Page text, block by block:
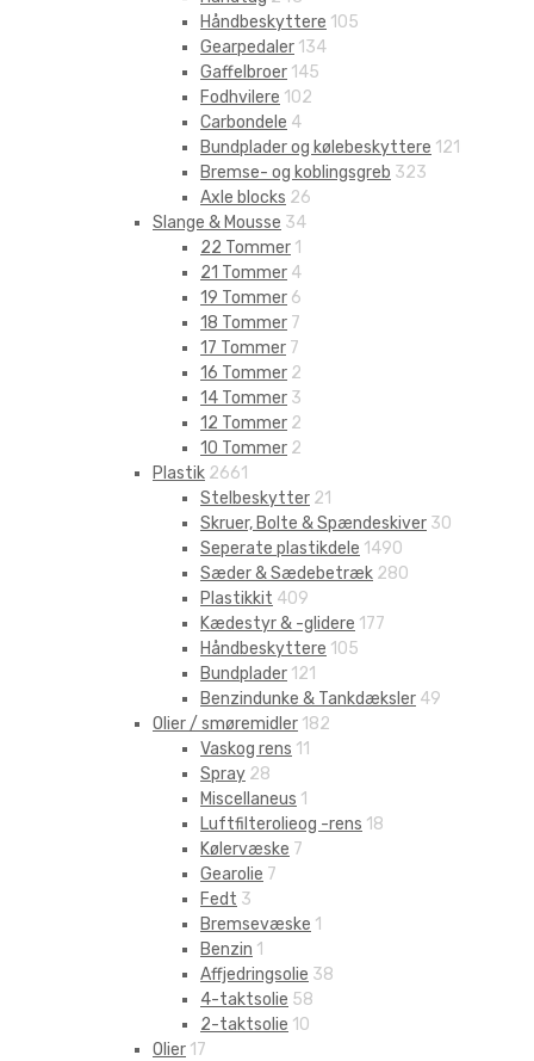
Håndbeskyttere 105
Gearpedaler 134
Gaffelbroer 145
Fodhvilere 102
Carbondele 4
Bundplader og kølebeskyttere 121
Bremse- og koblingsgreb 323
Axle blocks 26
Slange & Mousse 34
22 Tommer 1
21 Tommer 4
19 Tommer 6
18 Tommer 7
17 Tommer 7
16 Tommer 2
14 Tommer 3
12 Tommer 2
10 Tommer 2
Plastik 2661
Stelbeskytter 21
Skruer, Bolte & Spændeskiver 30
Seperate plastikdele 1490
Sæder & Sædebetræk 280
Plastikkit 409
Kædestyr & -glidere 177
Håndbeskyttere 105
Bundplader 121
Benzindunke & Tankdæksler 49
Olier / smøremidler 182
Vaskog rens 11
Spray 28
Miscellaneus 1
Luftfilterolieog -rens 18
Kølervæske 7
Gearolie 7
Fedt 3
Bremsevæske 1
Benzin 1
Affjedringsolie 38
4-taktsolie 58
2-taktsolie 10
Olier 17